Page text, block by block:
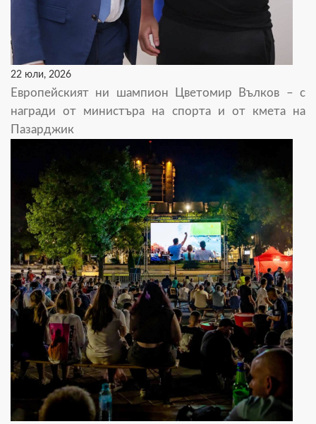
22 юли, 2026
Европейският ни шампион Цветомир Вълков – с
награди от министъра на спорта и от кмета на
Пазарджик